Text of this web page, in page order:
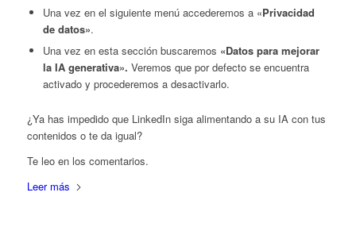
Una vez en el siguiente menú accederemos a «Privacidad
de datos».
Una vez en esta sección buscaremos «Datos para mejorar
la IA generativa». Veremos que por defecto se encuentra
activado y procederemos a desactivarlo.
¿Ya has impedido que LinkedIn siga alimentando a su IA con tus
contenidos o te da igual?
Te leo en los comentarios.
Leer más